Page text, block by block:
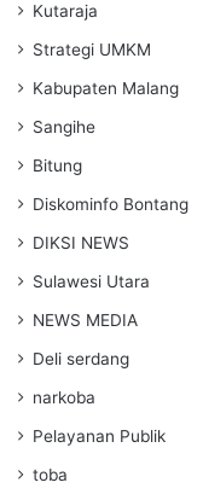
Kutaraja
Strategi UMKM
Kabupaten Malang
Sangihe
Bitung
Diskominfo Bontang
DIKSI NEWS
Sulawesi Utara
NEWS MEDIA
Deli serdang
narkoba
Pelayanan Publik
toba